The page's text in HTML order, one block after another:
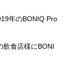
年のBONIQ Pro
飲食店様にBONI